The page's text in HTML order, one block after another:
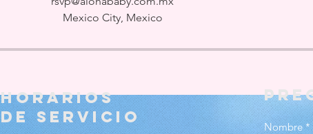
Mexico City, Mexico
HORARIOS
DE SERVICIO
Nombre